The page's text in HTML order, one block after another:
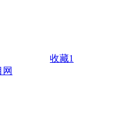
收藏1